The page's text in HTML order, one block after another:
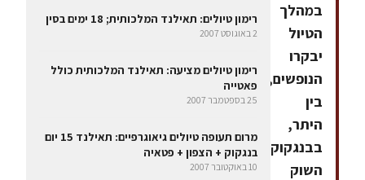
במהלך
הטיול
יבקרו
הנופשים,
בין
היתר,
בבנגקוק,
השוק
רימון טיולים: תאילנד המלכותית; 18 ימים בסין
2 באוגוסט 2007
רימון טיולים מציעה: תאילנד המלכותית כולל
פאטייה
25 בספטמבר 2007
מרום תעופה טיולים גיאוגרפיים: תאילנד 15 יום
בנגקוק + הצפון + פטאיה
10 באוקטובר 2007